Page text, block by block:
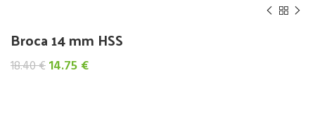
Broca 14 mm HSS
18.40€El
14.75 €El